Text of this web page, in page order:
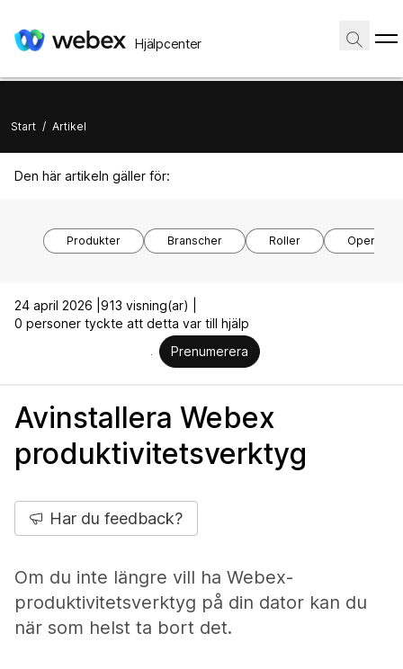
Hjälpcenter
Start / Artikel
Den här artikeln gäller för:
Produkter Branscher Roller
24 april 2026 | 913 visning(ar) |
0 personer tyckte att detta var till hjälp
Prenumerera
Avinstallera Webex
produktivitetsverktyg
Har du feedback?
Om du inte längre vill ha Webex-
produktivitetsverktyg på din dator kan du
när som helst ta bort det.